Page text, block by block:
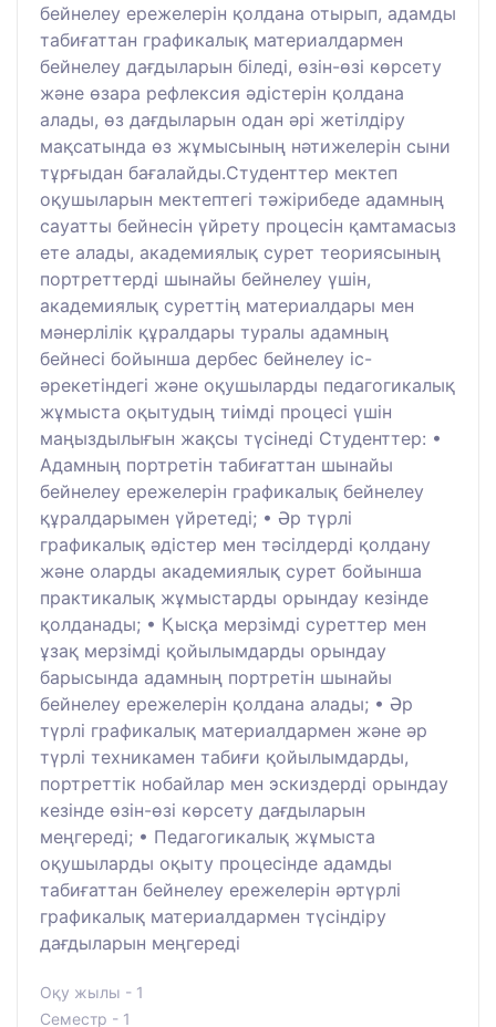
бейнелеу ережелерін қолдана отырып, адамды
табиғаттан графикалық материалдармен
бейнелеу дағдыларын біледі, өзін-өзі көрсету
және өзара рефлексия әдістерін қолдана
алады, өз дағдыларын одан әрі жетілдіру
мақсатында өз жұмысының нәтижелерін сыни
тұрғыдан бағалайды.Студенттер мектеп
оқушыларын мектептегі тәжірибеде адамның
сауатты бейнесін үйрету процесін қамтамасыз
ете алады, академиялық сурет теориясының
портреттерді шынайы бейнелеу үшін,
академиялық суреттің материалдары мен
мәнерлілік құралдары туралы адамның
бейнесі бойынша дербес бейнелеу іс-
әрекетіндегі және оқушыларды педагогикалық
жұмыста оқытудың тиімді процесі үшін
маңыздылығын жақсы түсінеді Студенттер: •
Адамның портретін табиғаттан шынайы
бейнелеу ережелерін графикалық бейнелеу
құралдарымен үйретеді; • Әр түрлі
графикалық әдістер мен тәсілдерді қолдану
және оларды академиялық сурет бойынша
практикалық жұмыстарды орындау кезінде
қолданады; • Қысқа мерзімді суреттер мен
ұзақ мерзімді қойылымдарды орындау
барысында адамның портретін шынайы
бейнелеу ережелерін қолдана алады; • Әр
түрлі графикалық материалдармен және әр
түрлі техникамен табиғи қойылымдарды,
портреттік нобайлар мен эскиздерді орындау
кезінде өзін-өзі көрсету дағдыларын
меңгереді; • Педагогикалық жұмыста
оқушыларды оқыту процесінде адамды
табиғаттан бейнелеу ережелерін әртүрлі
графикалық материалдармен түсіндіру
дағдыларын меңгереді
Оқу жылы - 1
Семестр - 1